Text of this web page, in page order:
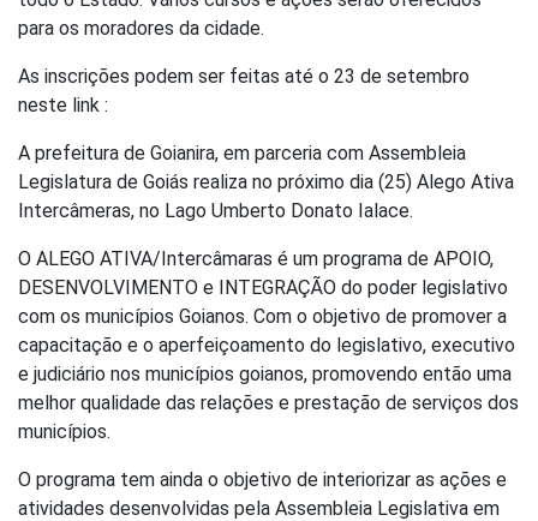
para os moradores da cidade.
As inscrições podem ser feitas até o 23 de setembro
neste link :
A prefeitura de Goianira, em parceria com Assembleia
Legislatura de Goiás realiza no próximo dia (25) Alego Ativa
Intercâmeras, no Lago Umberto Donato Ialace.
O ALEGO ATIVA/Intercâmaras é um programa de APOIO,
DESENVOLVIMENTO e INTEGRAÇÃO do poder legislativo
com os municípios Goianos. Com o objetivo de promover a
capacitação e o aperfeiçoamento do legislativo, executivo
e judiciário nos municípios goianos, promovendo então uma
melhor qualidade das relações e prestação de serviços dos
municípios.
O programa tem ainda o objetivo de interiorizar as ações e
atividades desenvolvidas pela Assembleia Legislativa em